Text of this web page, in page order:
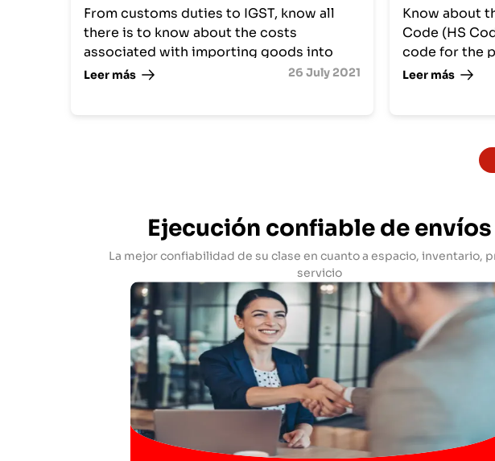
From customs duties to IGST, know all
there is to know about the costs
associated with importing goods into
India, how to calculate them, and where
Leer más 26 July 2021
Know about
Code (HS
code for the
importance,
Leer más
Ejecución confiable de envíos
La mejor confiabilidad de su clase en cuanto a espacio, inventario,
servicio